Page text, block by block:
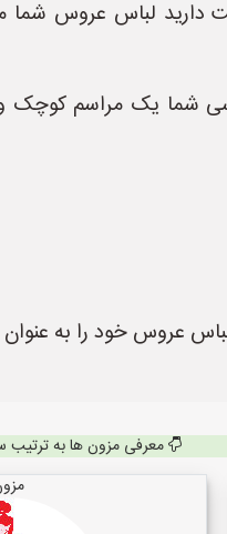
لباس عروس شما
شما یک مراسم
عروس خود را به عنوان
معرفی مزون ها به ترتیب